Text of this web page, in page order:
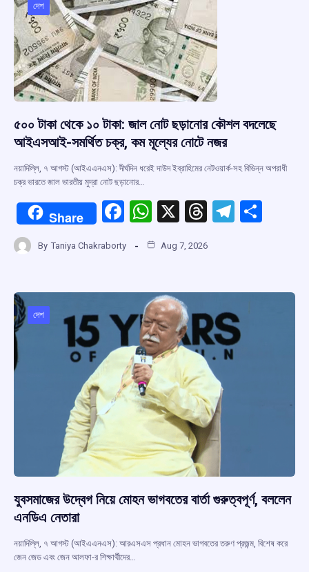
o
k
p
p
দেশ
৫০০ টাকা থেকে ১০ টাকা: জাল নোট ছড়ানোর কৌশল বদলেছে
আইএসআই-সমর্থিত চক্র, কম মূল্যের নোটে নজর
নয়াদিল্লি, ৭ আগস্ট (আইএএনএস): দীর্ঘদিন ধরেই দাউদ ইব্রাহিমের নেটওয়ার্ক-সহ বিভিন্ন অপরাধী
চক্র ভারতে জাল ভারতীয় মুদ্রা নোট ছড়ানোর…
Share
F
ce
o
o
k
W
h
at
A
p
p
X
T
e
d
s
T
a
m
By Taniya Chakraborty Aug 7, 2026
দেশ
যুবসমাজের উদ্বেগ নিয়ে মোহন ভাগবতের বার্তা গুরুত্বপূর্ণ, বললেন
এনডিএ নেতারা
নয়াদিল্লি, ৭ আগস্ট (আইএএনএস): আরএসএস প্রধান মোহন ভাগবতের তরুণ প্রজন্ম, বিশেষ করে
জেন জেড এবং জেন আলফা-র শিক্ষার্থীদের…